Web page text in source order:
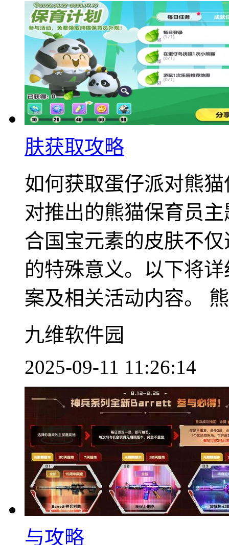
肤获取攻略
如何获取蛋仔派对熊
对推出的熊猫保育员
合国宝元素的皮肤不
的特殊意义。以下将
案及相关活动内容。
九维软件园
2025-09-11 11:26:14
与攻略